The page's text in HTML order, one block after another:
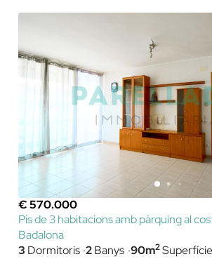
€ 570.000
Pis de 3 habitacions amb pàrquing al
Badalona
3 Dormitoris 2Banys 90m2Superfície